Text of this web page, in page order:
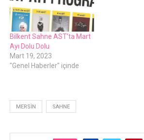
Bilkent Sahne AST’ta Mart
Ayı Dolu Dolu
Mart 19, 2023
"Genel Haberler" içinde
MERSIN SAHNE